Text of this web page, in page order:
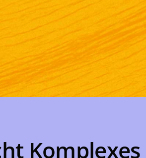
Komplexes